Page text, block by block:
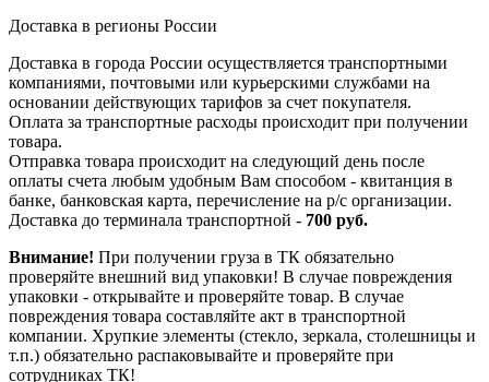
Доставка в регионы России
Доставка в города России осуществляется транспортными
компаниями, почтовыми или курьерскими службами на
основании действующих тарифов за счет покупателя.
Оплата за транспортные расходы происходит при получении
товара.
Отправка товара происходит на следующий день после
оплаты счета любым удобным Вам способом - квитанция в
банке, банковская карта, перечисление на р/с организации.
Доставка до терминала транспортной - 700 руб.
Внимание! При получении груза в ТК обязательно
проверяйте внешний вид упаковки! В случае повреждения
упаковки - открывайте и проверяйте товар. В случае
повреждения товара составляйте акт в транспортной
компании. Хрупкие элементы (стекло, зеркала, столешницы и
т.п.) обязательно распаковывайте и проверяйте при
сотрудниках ТК!